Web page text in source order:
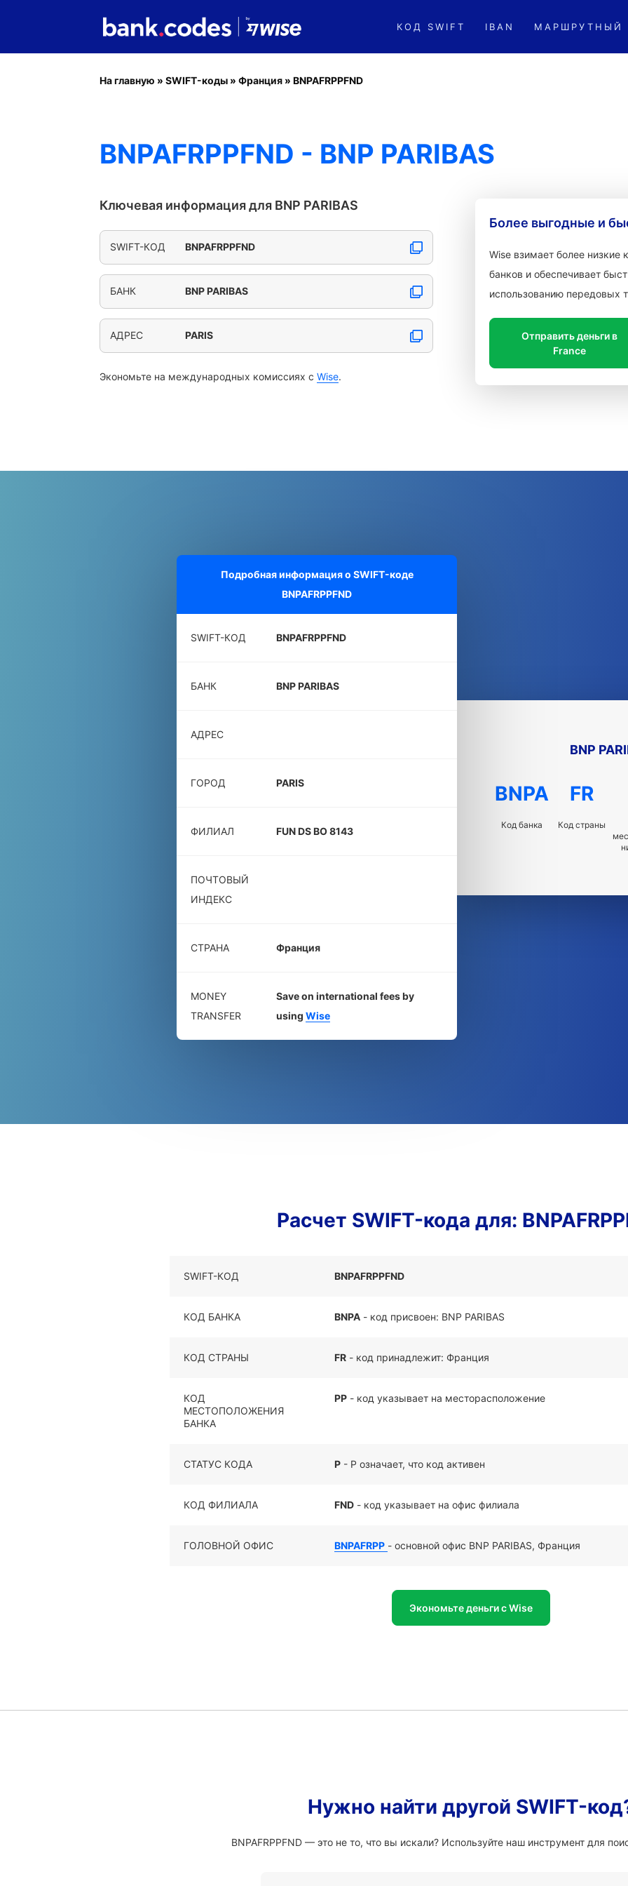
КОД SWIFT IBAN МАРШРУТНЫЙ
На главную » SWIFT-коды » Франция » BNPAFRPPFND
BNPAFRPPFND - BNP PARIBAS
Ключевая информация для BNP PARIBAS
SWIFT-КОД BNPAFRPPFND
БАНК BNP PARIBAS
АДРЕС PARIS
Экономьте на международных комиссиях с Wise.
Более выгодные и
Wise взимает более
банков и обеспечивает
использованию передовых
Отправить деньги в
France
Подробная информация о SWIFT-коде
BNPAFRPPFND
SWIFT-КОД BNPAFRPPFND
БАНК BNP PARIBAS
АДРЕС
ГОРОД PARIS
ФИЛИАЛ FUN DS BO 8143
ПОЧТОВЫЙ
ИНДЕКС
СТРАНА Франция
MONEY
TRANSFER
Save on international fees by
using Wise
BNP
BNPA
Код банка
FR
Код страны
Расчет SWIFT-кода для:
SWIFT-КОД BNPAFRPPFND
КОД БАНКА BNPA - код присвоен: BNP PARIBAS
КОД СТРАНЫ FR - код принадлежит: Франция
КОД
МЕСТОПОЛОЖЕНИЯ
БАНКА
PP - код указывает на месторасположение
СТАТУС КОДА P - P означает, что код активен
КОД ФИЛИАЛА FND - код указывает на офис филиала
ГОЛОВНОЙ ОФИС BNPAFRPP - основной офис BNP PARIBAS, Франция
Экономьте деньги с Wise
Нужно найти другой SWIFT-
BNPAFRPPFND — это не то, что вы искали? Используйте наш инструмент для